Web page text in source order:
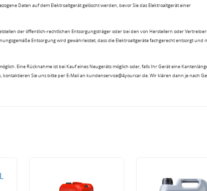
Daten auf dem Elektroaltgerät gelöscht werden, bevor Sie das Elektroaltgerät einer
der öffentlich-rechtlichen Entsorgungsträger oder bei den von Herstellern oder
Entsorgung wird gewährleistet, dass die Elektroaltgeräte fachgerecht entsorgt und
Eine Rücknahme ist bei Kauf eines Neugeräts möglich oder, falls Ihr Gerät eine
Sie uns bitte per E-Mail an kundenservice@4yourcar.de. Wir klären dann je nach